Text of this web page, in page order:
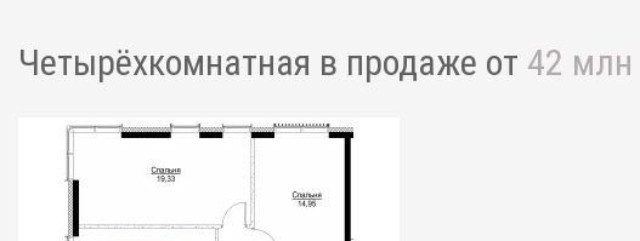
Четырёхкомнатная в продаже от 42 млн